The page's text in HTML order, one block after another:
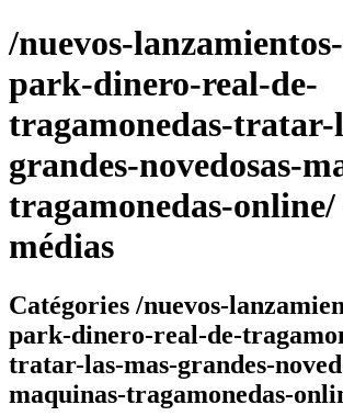
/nuevos-
park-dinero-real-de-
tragamonedas-tratar-
grandes-novedosas-
tragamonedas-online/
médias
Catégories /nuevos-
park-dinero-real-de-
tratar-las-mas-grandes-
maquinas-tragamonedas-